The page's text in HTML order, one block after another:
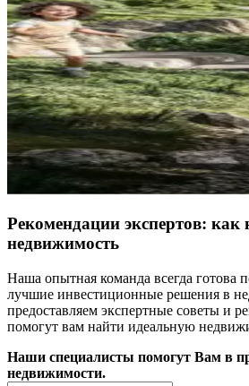
Рекомендации экспертов: как
недвижимость
Наша опытная команда всегда готова
лучшие инвестиционные решения в
предоставляем экспертные советы и
помогут вам найти идеальную
Наши специалисты помогут Вам в
недвижимости.